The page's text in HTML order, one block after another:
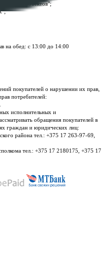
объектов";
на обед: с 13:00 до 14:00
покупателей о нарушении их прав,
потребителей:
исполнительных и
обращения покупателей в
граждан и юридических лиц:
района тел.: +375 17 263-97-69,
тел.: +375 17 2180175, +375 17